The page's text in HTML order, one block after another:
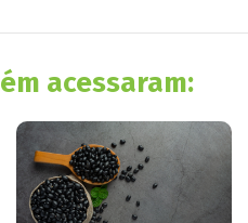
acessaram: